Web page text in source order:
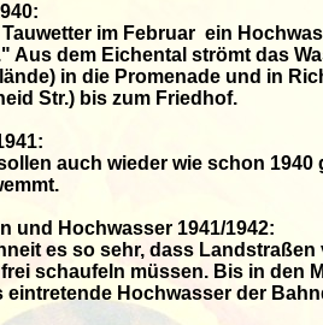
im Februar ein
Aus dem Eichental strömt das
in die Promenade und in
Str.) bis zum Friedhof.
auch wieder wie schon
und Hochwasser 1941/1942:
es so sehr, dass
schaufeln müssen. Bis in den
eintretende Hochwasser der